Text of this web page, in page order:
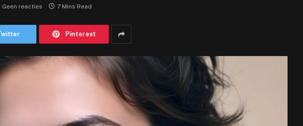
Geen reacties 7 Mins Read
Pinterest